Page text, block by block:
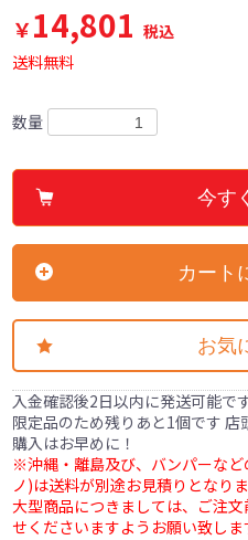
￥14,801 税込
送料無料
数量
今す
カート
お気
入金確認後2日以内に発送可能で
限定品のため残りあと1個です
購入はお早めに！
※沖縄・離島及び、バンパーな
ノ)は送料が別途お見積りとなりま
大型商品につきましては、ご注
せくださいますようお願い致しま